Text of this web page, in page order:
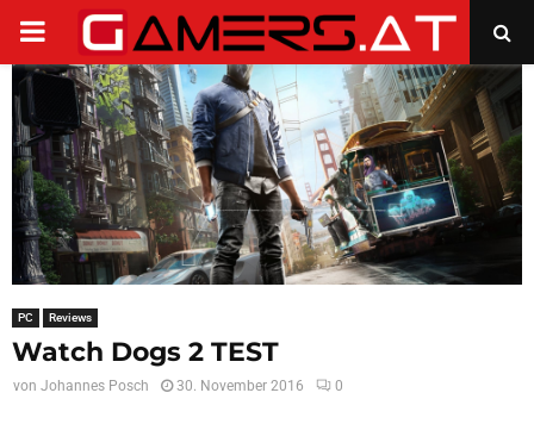
PRIMARY
MENU
PC Reviews
Watch Dogs 2 TEST
von Johannes Posch 30. November 2016 0